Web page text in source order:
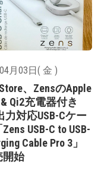
月03日( 金 )
、ZensのApple
Qi2充電器付き
力対応USB-Cケー
USB-C to USB-
Cable Pro 3」
開始